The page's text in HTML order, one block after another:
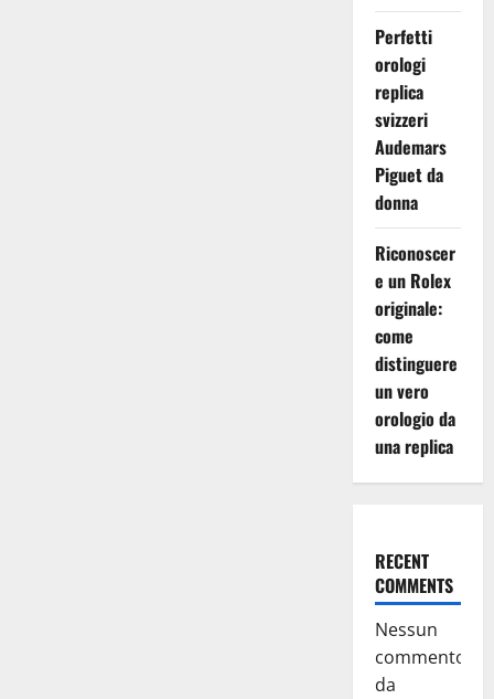
Perfetti
orologi
replica
svizzeri
Audemars
Piguet da
donna
Riconoscer
e un Rolex
originale:
come
distinguere
un vero
orologio da
una replica
RECENT
COMMENTS
Nessun
commento
da